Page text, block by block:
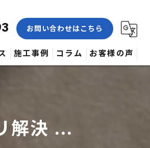
お問い合わせはこちら
施工事例 コラム お客様の声
解決 ...